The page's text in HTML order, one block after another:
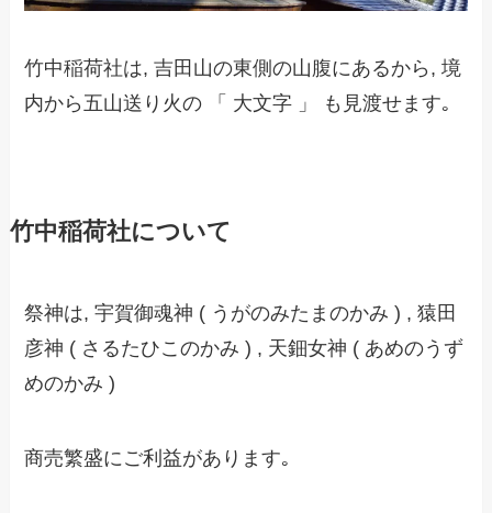
竹中稲荷社は, 吉田山の東側の山腹にあるから, 境
内から五山送り火の 「 大文字 」 も見渡せます｡
竹中稲荷社について
祭神は, 宇賀御魂神 ( うがのみたまのかみ ) , 猿田
彦神 ( さるたひこのかみ ) , 天鈿女神 ( あめのうず
めのかみ )
商売繁盛にご利益があります｡